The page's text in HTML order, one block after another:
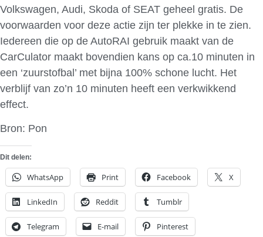
Volkswagen, Audi, Skoda of SEAT geheel gratis. De
voorwaarden voor deze actie zijn ter plekke in te zien.
Iedereen die op de AutoRAI gebruik maakt van de
CarCulator maakt bovendien kans op ca.10 minuten in
een ‘zuurstofbal’ met bijna 100% schone lucht. Het
verblijf van zo’n 10 minuten heeft een verkwikkend
effect.
Bron: Pon
Dit delen:
WhatsApp Print Facebook X
LinkedIn Reddit Tumblr
Telegram E-mail Pinterest